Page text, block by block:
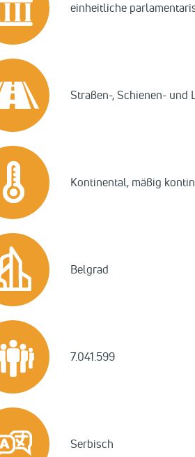
einheitliche
Straßen-, Schienen- und
Kontinental, mäßig
Belgrad
7.041.599
Serbisch